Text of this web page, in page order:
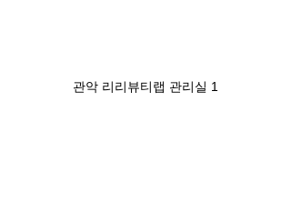
관악 리리뷰티랩 관리실 1